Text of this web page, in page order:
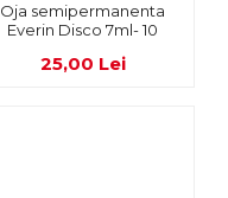
Oja semipermanenta
Everin Disco 7ml- 10
25,00 Lei